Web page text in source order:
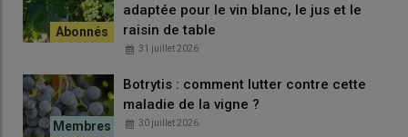
adaptée pour le vin blanc, le jus et le
raisin de table
31 juillet 2026
Botrytis : comment lutter contre cette
maladie de la vigne ?
30 juillet 2026